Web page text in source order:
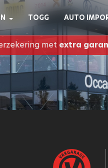
TOGG AUTO
met extra
en dat deze
voldoen en die
en transparantie